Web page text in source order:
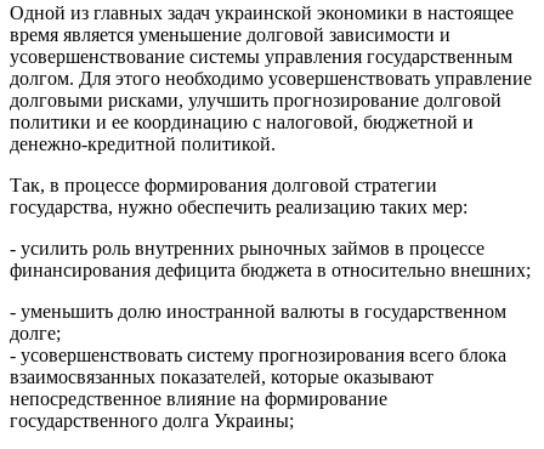
Одной из главных задач украинской экономики в настоящее
время является уменьшение долговой зависимости и
усовершенствование системы управления государственным
долгом. Для этого необходимо усовершенствовать управление
долговыми рисками, улучшить прогнозирование долговой
политики и ее координацию с налоговой, бюджетной и
денежно-кредитной политикой.
Так, в процессе формирования долговой стратегии
государства, нужно обеспечить реализацию таких мер:
- усилить роль внутренних рыночных займов в процессе
финансирования дефицита бюджета в относительно внешних;
- уменьшить долю иностранной валюты в государственном
долге;
- усовершенствовать систему прогнозирования всего блока
взаимосвязанных показателей, которые оказывают
непосредственное влияние на формирование
государственного долга Украины;